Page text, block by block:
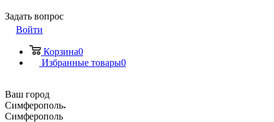
Задать вопрос
Войти
Корзина0
Избранные товары0
Ваш город
Симферополь
Симферополь